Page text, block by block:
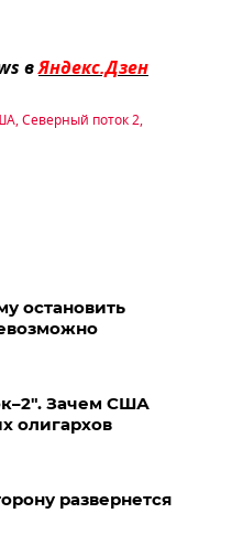
вЯндекс.Дзен
,Северный поток 2,
остановить
Зачем США
олигархов
развернется